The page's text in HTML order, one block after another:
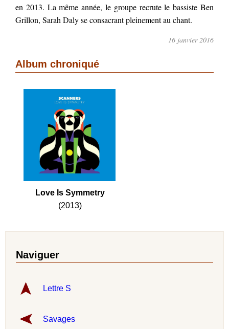
en 2013. La même année, le groupe recrute le bassiste Ben
Grillon, Sarah Daly se consacrant pleinement au chant.
16 janvier 2016
Album chroniqué
Love Is Symmetry
(2013)
Naviguer
Lettre S
Savages